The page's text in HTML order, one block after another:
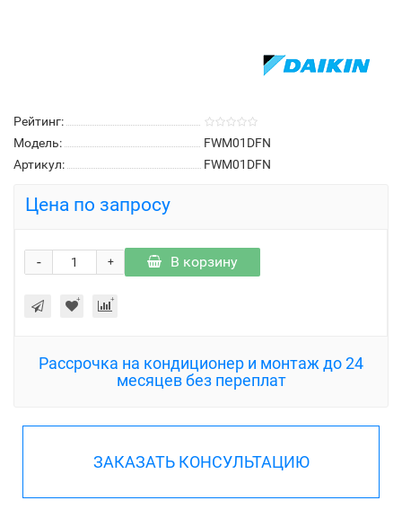
Рейтинг:
Модель:
FWM01DFN
Артикул:
FWM01DFN
Цена по запросу
+
- В корзину
Рассрочка на кондиционер и монтаж до 24
месяцев без переплат
ЗАКАЗАТЬ КОНСУЛЬТАЦИЮ